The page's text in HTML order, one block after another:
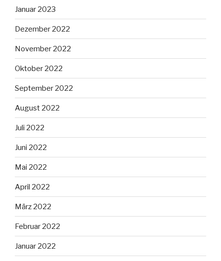
Januar 2023
Dezember 2022
November 2022
Oktober 2022
September 2022
August 2022
Juli 2022
Juni 2022
Mai 2022
April 2022
März 2022
Februar 2022
Januar 2022